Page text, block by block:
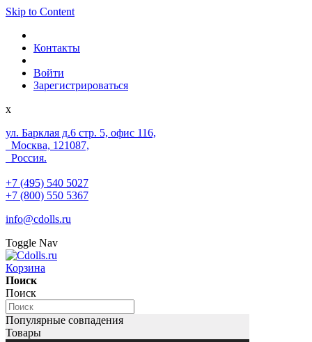
Skip to Content
Контакты
Войти
Зарегистрироваться
x
ул. Барклая д.6 стр. 5, офис 116,
Москва, 121087,
Россия.
+7 (495) 540 5027
+7 (800) 550 5367
info@cdolls.ru
Toggle Nav
Корзина
Поиск
Поиск
Популярные совпадения
Товары